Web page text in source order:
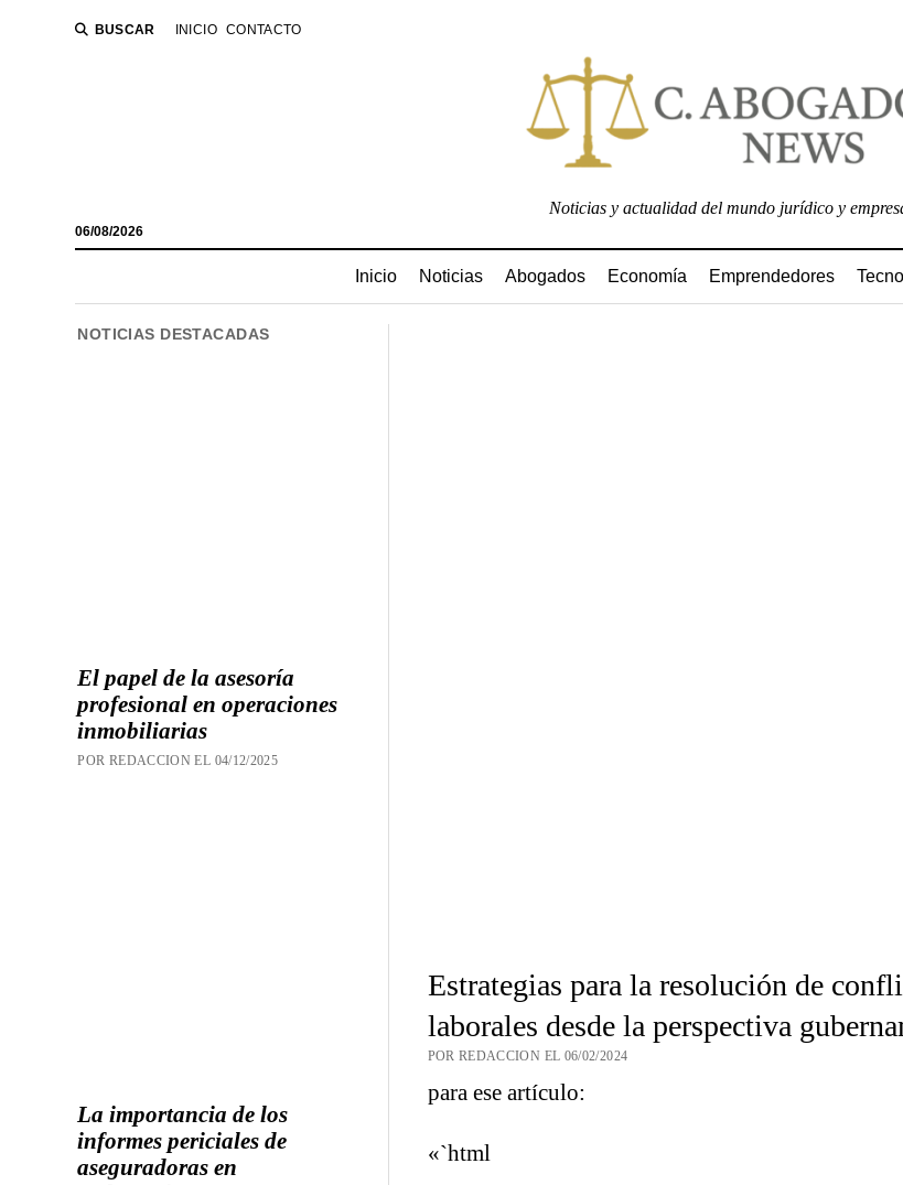
BUSCAR INICIO CONTACTO
06/08/2026
Noticias y actualidad del mundo jurídico y
Inicio Noticias Abogados Economía Emprendedores
NOTICIAS DESTACADAS
El papel de la asesoría
profesional en operaciones
inmobiliarias
POR REDACCION EL 04/12/2025
La importancia de los
informes periciales de
aseguradoras en
Estrategias para la resolución de
laborales desde la perspectiva
POR REDACCION EL 06/02/2024
para ese artículo:
«`html